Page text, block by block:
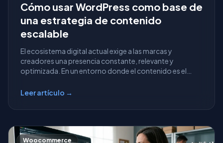
Cómo usar WordPress como base de
una estrategia de contenido
escalable
El ecosistema digital actual exige a las marcas y
creadores una presencia constante, relevante y
optimizada. En un entorno donde el contenido es el
Leer artículo →
Woocommerce